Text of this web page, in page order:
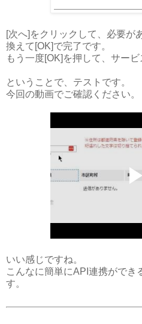
[次へ]をクリックして、必要が
換えて[OK]で完了です。
もう一度[OK]を押して、サー
ということで、テストです。
今回の動画でご確認ください。
いい感じですね。
こんなに簡単にAPI連携ができ
す。